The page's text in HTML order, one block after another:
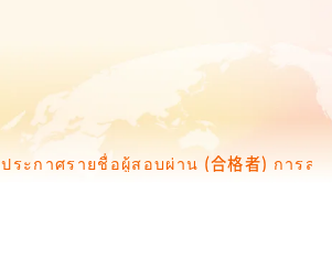
ประกาศรายชื่อผู้สอบผ่าน (合格者) การส